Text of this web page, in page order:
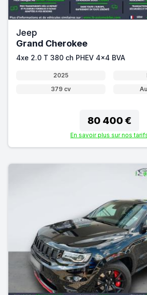
Jeep
Grand Cherokee
4xe 2.0 T 380 ch PHEV 4x4 BVA
2025
379 cv
80 400 €
En savoir plus sur nos